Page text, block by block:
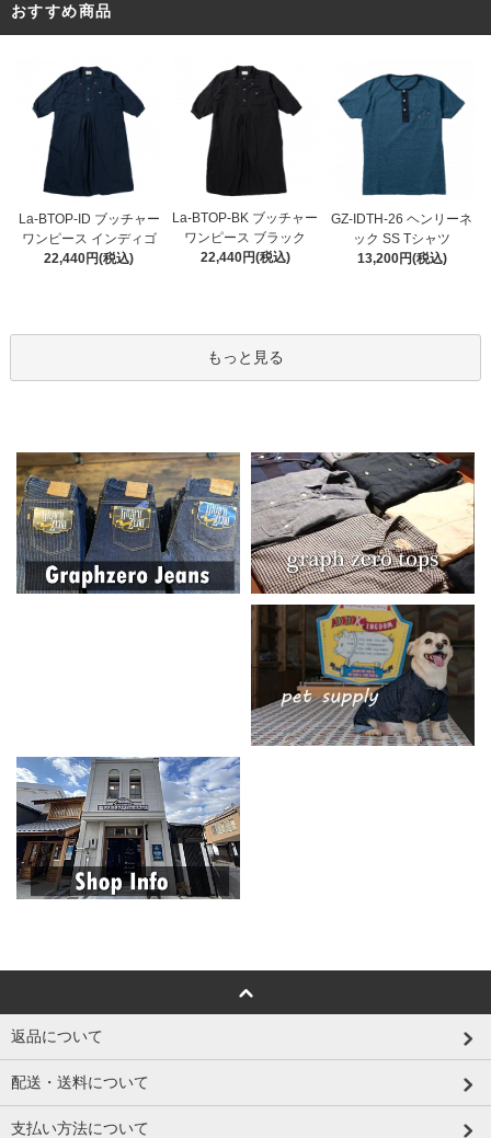
おすすめ商品
La-BTOP-ID ブッチャー
ワンピース インディゴ
22,440円(税込)
La-BTOP-BK ブッチャー
ワンピース ブラック
22,440円(税込)
GZ-IDTH-26 ヘンリーネ
ック SS Tシャツ
13,200円(税込)
もっと見る
返品について
配送・送料について
支払い方法について